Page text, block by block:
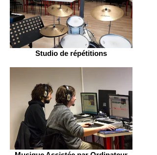
Studio de répétitions